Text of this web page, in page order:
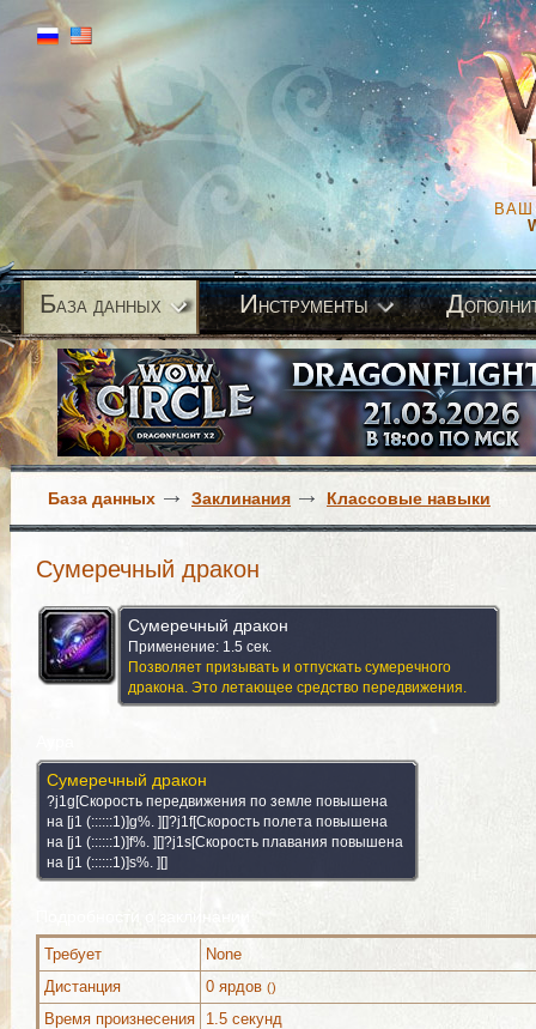
ВАШ
База данных Инструменты Д
База данных Заклинания Классовые навыки
Сумеречный дракон
Сумеречный дракон
Применение: 1.5 сек.
Позволяет призывать и отпускать сумеречного
дракона. Это летающее средство передвижения.
Сумеречный дракон
?j1g[Скорость передвижения по земле повышена
на [j1 (::::::1)]g%. ][]?j1f[Скорость полета повышена
на [j1 (::::::1)]f%. ][]?j1s[Скорость плавания повышена
на [j1 (::::::1)]s%. ][]
Требует
None
Дистанция
0 ярдов ()
Время произнесения
1.5 секунд
Можно выучить (1) Комментарии Изображения